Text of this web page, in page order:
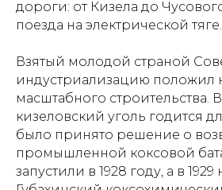
дороги: от Кизела до
поезда на электрической тяге.
Взятый молодой страной
индустриализацию положил
масштабного строительства.
кизеловский уголь годится
было принято решение о
промышленной коксовой
запустили в 1928 году, а в